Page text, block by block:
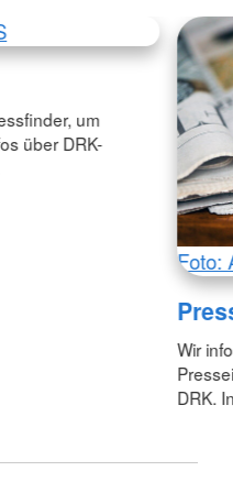
um
über DRK-
Foto:
Wir
DRK.